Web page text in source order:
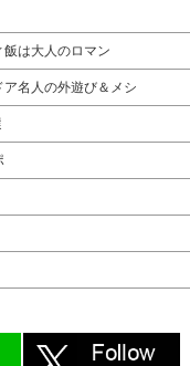
飯は大人のロマン
ア名人の外遊び＆メシ